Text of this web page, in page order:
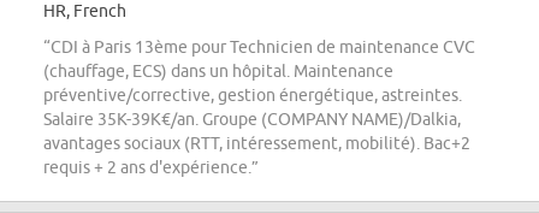
HR, French
“CDI à Paris 13ème pour Technicien de maintenance CVC
(chauffage, ECS) dans un hôpital. Maintenance
préventive/corrective, gestion énergétique, astreintes.
Salaire 35K-39K€/an. Groupe (COMPANY NAME)/Dalkia,
avantages sociaux (RTT, intéressement, mobilité). Bac+2
requis + 2 ans d'expérience.”